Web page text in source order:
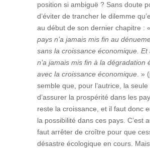
position si ambiguë ? Sans doute
d’éviter de trancher le dilemme
au début de son dernier chapitre : «
pays n’a jamais mis fin au
sans la croissance économique. Et
n’a jamais mis fin à la dégradation
avec la croissance économique . »
semble que, pour l’autrice, la seule
d’assurer la prospérité dans les
reste la croissance, et il faut donc
la possibilité dans ces pays. C’est
faut arrêter de croître pour que
désastre écologique en cours.